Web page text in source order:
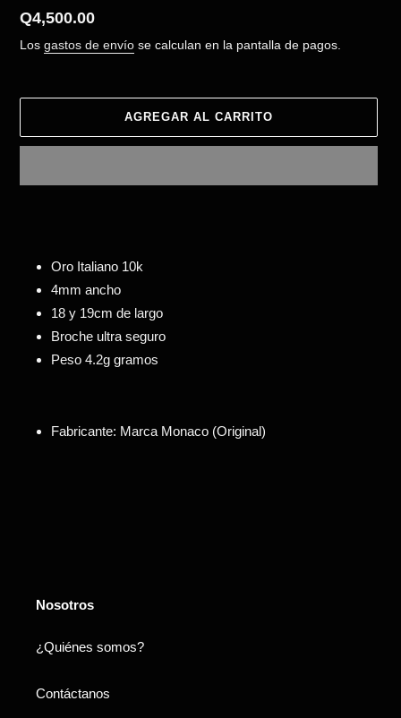
Precio
habitual
Q4,500.00
Los gastos de envío se calculan en la pantalla de pagos.
AGREGAR AL CARRITO
carrito
Oro Italiano 10k
4mm ancho
18 y 19cm de largo
Broche ultra seguro
Peso 4.2g gramos
Fabricante: Marca Monaco (Original)
Nosotros
¿Quiénes somos?
Contáctanos